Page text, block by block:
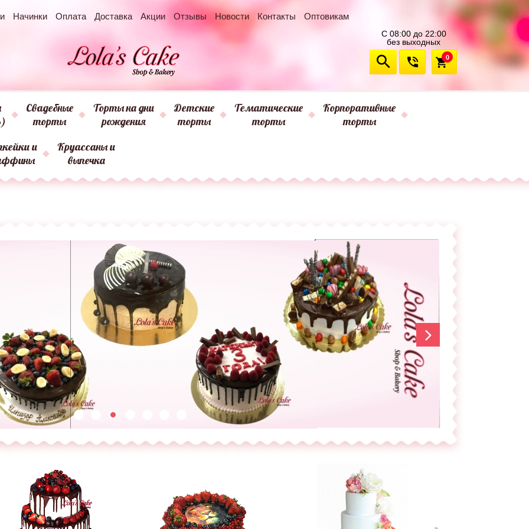
Начинки Оплата Доставка Акции Отзывы Новости Контакты Оптовикам
С 08:00 до 22:00
без выходных
0
Свадебные
торты
Торты на дни
рождения
Детские
торты
Тематические
торты
Корпоративные
торты
и
Круассаны и
выпечка